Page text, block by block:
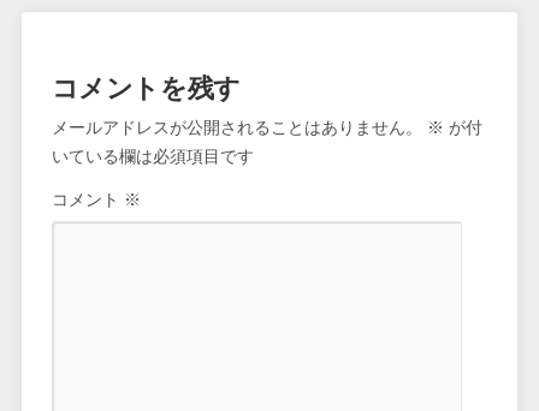
コメントを残す
メールアドレスが公開されることはありません。 ※ が付
いている欄は必須項目です
コメント ※